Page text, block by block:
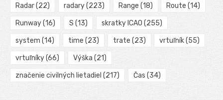
Radar(22) radary(223) Range (18) Route (14)
Runway(16) S (13) skratky ICAO (255)
system (14) time (23) trate (23) vrtuľník(55)
vrtuľníky(66) Výška (21)
značenie civilných lietadiel (217) Čas (34)